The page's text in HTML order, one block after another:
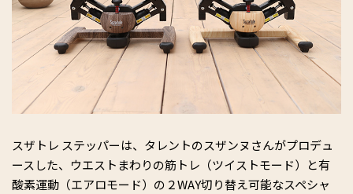
スザトレ ステッパーは、タレントのスザンヌさんがプロデュ
ースした、ウエストまわりの筋トレ（ツイストモード）と有
酸素運動（エアロモード）の２WAY切り替え可能なスペシャ